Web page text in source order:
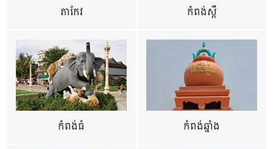
តាកែវ កំពង់ស្ពឺ
កំពង់ធំ កំពង់ឆ្នាំង